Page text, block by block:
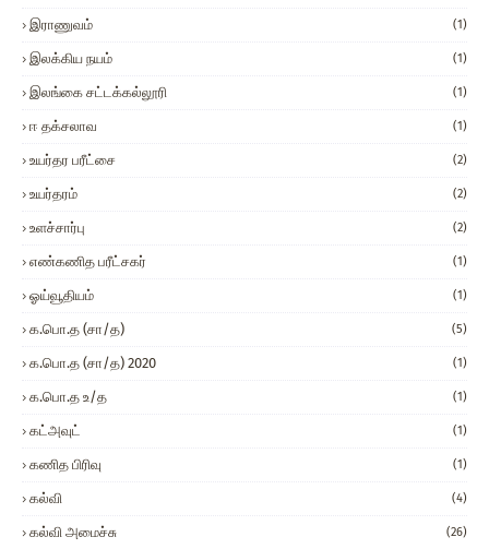
இராணுவம் (1)
இலக்கிய நயம் (1)
இலங்கை சட்டக்கல்லூரி (1)
ஈ தக்சலாவ (1)
உயர்தர பரீட்சை (2)
உயர்தரம் (2)
உளச்சார்பு (2)
எண்கணித பரீட்சகர் (1)
ஓய்வூதியம் (1)
க.பொ.த (சா/த) (5)
க.பொ.த (சா/த) 2020 (1)
க.பொ.த உ/த (1)
கட்அவுட் (1)
கணித பிரிவு (1)
கல்வி (4)
கல்வி அமைச்சு (26)